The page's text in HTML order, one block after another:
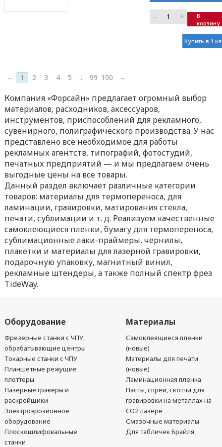
– +
В
корзину
Купить в 1
← 1 2 3 4 5 ... 99 100 →
Компания «Форсайн» предлагает огромный выбор
материалов, расходников, аксессуаров,
инструментов, приспособлений для рекламного,
сувенирного, полиграфического производства. У нас
представлено все необходимое для работы
рекламных агентств, типографий, фотостудий,
печатных предприятий — и мы предлагаем очень
выгодные цены на все товары.
Данный раздел включает различные категории
товаров: материалы для термопереноса, для
ламинации, гравировки, матирования стекла,
печати, сублимации и т. д. Реализуем качественные
самоклеющиеся пленки, бумагу для термопереноса,
сублимационные лаки-праймеры, чернилы,
плакетки и материалы для лазерной гравировки,
подарочную упаковку, магнитный винил,
рекламные штендеры, а также полный спектр фрез
TideWay.
Оборудование
Фрезерные станки с ЧПУ,
обрабатывающие центры
Токарные станки с ЧПУ
Планшетные режущие
плоттеры
Лазерные гравёры и
раскройщики
Электроэрозионное
оборудование
Плоскошлифовальные
станки
Материалы
Самоклеящиеся пленки
(новые)
Материалы для печати
(новые)
Ламинационная пленка
Пасты, спреи, скотчи для
гравировки на металлах на
CO2 лазере
Смазочные материалы
Для табличек Брайля